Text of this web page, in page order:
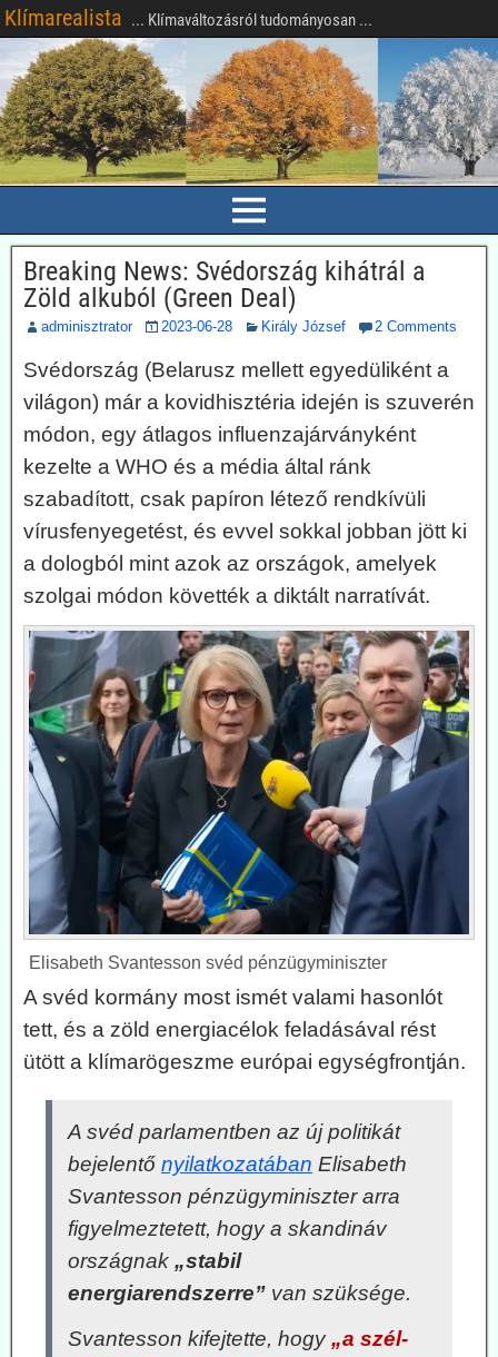
Klímarealista ... Klímaváltozásról tudományosan ...
Breaking News: Svédország kihátrál a
Zöld alkuból (Green Deal)
adminisztrator 2023-06-28 Király József 2 Comments
Svédország (Belarusz mellett egyedüliként a
világon) már a kovidhisztéria idején is szuverén
módon, egy átlagos influenzajárványként
kezelte a WHO és a média által ránk
szabadított, csak papíron létező rendkívüli
vírusfenyegetést, és evvel sokkal jobban jött ki
a dologból mint azok az országok, amelyek
szolgai módon követték a diktált narratívát.
Elisabeth Svantesson svéd pénzügyminiszter
A svéd kormány most ismét valami hasonlót
tett, és a zöld energiacélok feladásával rést
ütött a klímarögeszme európai egységfrontján.
A svéd parlamentben az új politikát
bejelentő nyilatkozatában Elisabeth
Svantesson pénzügyminiszter arra
figyelmeztetett, hogy a skandináv
országnak „stabil
energiarendszerre” van szüksége.
Svantesson kifejtette, hogy„a szél-